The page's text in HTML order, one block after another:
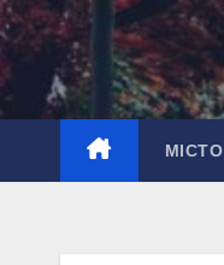
Перейти
вмісту
МІСТО